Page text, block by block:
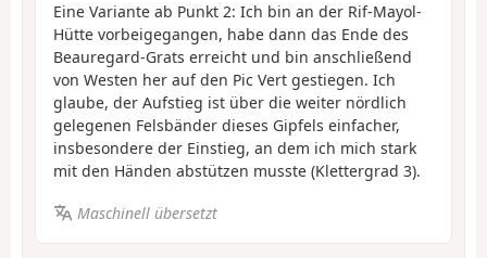
Eine Variante ab Punkt 2: Ich bin an der Rif-Mayol-
Hütte vorbeigegangen, habe dann das Ende des
Beauregard-Grats erreicht und bin anschließend
von Westen her auf den Pic Vert gestiegen. Ich
glaube, der Aufstieg ist über die weiter nördlich
gelegenen Felsbänder dieses Gipfels einfacher,
insbesondere der Einstieg, an dem ich mich stark
mit den Händen abstützen musste (Klettergrad 3).
Maschinell übersetzt